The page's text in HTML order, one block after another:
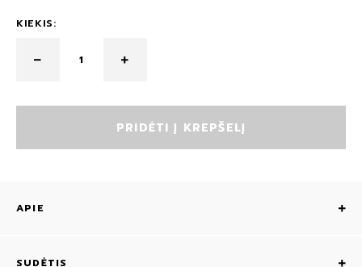
KIEKIS:
PRIDĖTI Į KREPŠELĮ
APIE
SUDĖTIS